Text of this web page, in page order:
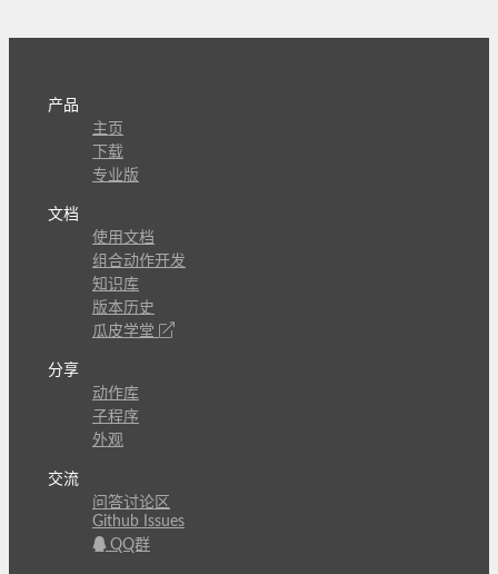
产品
主页
下载
专业版
文档
使用文档
组合动作开发
知识库
版本历史
瓜皮学堂
分享
动作库
子程序
外观
交流
问答讨论区
Github Issues
QQ群